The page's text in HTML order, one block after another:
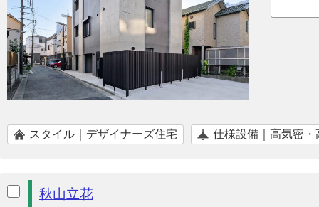
スタイル｜デザイナーズ住宅 仕様設備｜高気密・
秋山立花